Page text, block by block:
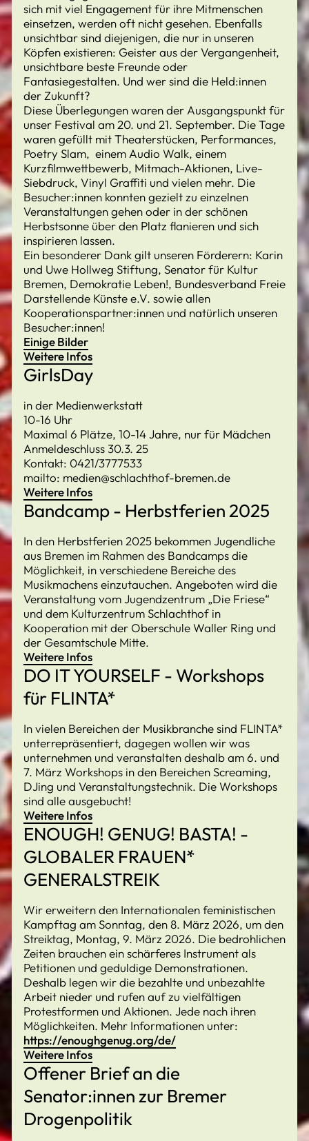
sich mit viel Engagement für ihre Mitmenschen
einsetzen, werden oft nicht gesehen. Ebenfalls
unsichtbar sind diejenigen, die nur in unseren
Köpfen existieren: Geister aus der Vergangenheit,
unsichtbare beste Freunde oder
Fantasiegestalten. Und wer sind die Held:innen
der Zukunft?
Diese Überlegungen waren der Ausgangspunkt für
unser Festival am 20. und 21. September. Die Tage
waren gefüllt mit Theaterstücken, Performances,
Poetry Slam, einem Audio Walk, einem
Kurzfilmwettbewerb, Mitmach-Aktionen, Live-
Siebdruck, Vinyl Graffiti und vielen mehr. Die
Besucher:innen konnten gezielt zu einzelnen
Veranstaltungen gehen oder in der schönen
Herbstsonne über den Platz flanieren und sich
inspirieren lassen.
Ein besonderer Dank gilt unseren Förderern: Karin
und Uwe Hollweg Stiftung, Senator für Kultur
Bremen, Demokratie Leben!, Bundesverband Freie
Darstellende Künste e.V. sowie allen
Kooperationspartner:innen und natürlich unseren
Besucher:innen!
Einige Bilder
Weitere Infos
GirlsDay
in der Medienwerkstatt
10-16 Uhr
Maximal 6 Plätze, 10-14 Jahre, nur für Mädchen
Anmeldeschluss 30.3. 25
Kontakt: 0421/3777533
mailto: medien@schlachthof-bremen.de
Weitere Infos
Bandcamp - Herbstferien 2025
In den Herbstferien 2025 bekommen Jugendliche
aus Bremen im Rahmen des Bandcamps die
Möglichkeit, in verschiedene Bereiche des
Musikmachens einzutauchen. Angeboten wird die
Veranstaltung vom Jugendzentrum „Die Friese“
und dem Kulturzentrum Schlachthof in
Kooperation mit der Oberschule Waller Ring und
der Gesamtschule Mitte.
Weitere Infos
DO IT YOURSELF - Workshops
für FLINTA*
In vielen Bereichen der Musikbranche sind FLINTA*
unterrepräsentiert, dagegen wollen wir was
unternehmen und veranstalten deshalb am 6. und
7. März Workshops in den Bereichen Screaming,
DJing und Veranstaltungstechnik. Die Workshops
sind alle ausgebucht!
Weitere Infos
ENOUGH! GENUG! BASTA! -
GLOBALER FRAUEN*
GENERALSTREIK
Wir erweitern den Internationalen feministischen
Kampftag am Sonntag, den 8. März 2026, um den
Streiktag, Montag, 9. März 2026. Die bedrohlichen
Zeiten brauchen ein schärferes Instrument als
Petitionen und geduldige Demonstrationen.
Deshalb legen wir die bezahlte und unbezahlte
Arbeit nieder und rufen auf zu vielfältigen
Protestformen und Aktionen. Jede nach ihren
Möglichkeiten. Mehr Informationen unter:
https://enoughgenug.org/de/
Weitere Infos
Offener Brief an die
Senator:innen zur Bremer
Drogenpolitik